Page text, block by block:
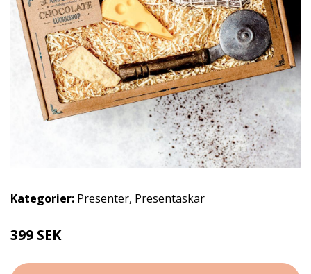
Kategorier: Presenter, Presentaskar
399 SEK